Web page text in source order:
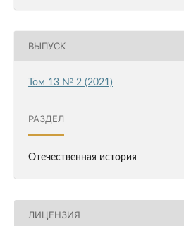
ВЫПУСК
Том 13 № 2 (2021)
РАЗДЕЛ
Отечественная история
ЛИЦЕНЗИЯ